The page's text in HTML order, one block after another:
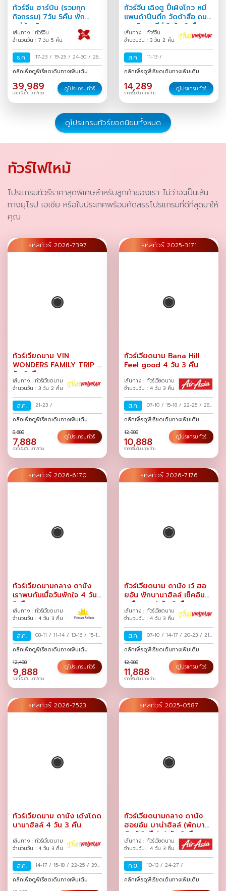
ทัวร์จีน ฮาร์บิน (รวมทุก
กิจกรรม) 7วัน 5คืน พัก
หมู่บ้านหิมะ
เส้นทาง : ทัวร์จีน
จำนวนวัน : 7 วัน 5 คืน
ธ.ค. 17-23 / 19-25 / 24-30 / 26
ธ.ค.-01 ม.ค./31 ธ.ค.-06 ม.ค.
/
คลิกเพื่อดูพีเรียดเดินทางเพิ่มเติม
39,989
ราคาเริ่มต้น บาท/ท่าน
ดูโปรแกรมทัวร์
ทัวร์จีน เฉิงตู ปี้เผิงโกว หมี
แพนด้าปีนตึก วัดต้าสือ ถนน
คนเดินชุนซีลู่ 3 วัน 2 คืน
เส้นทาง : ทัวร์จีน
จำนวนวัน : 3 วัน 2 คืน
ส.ค. 11-13 /
คลิกเพื่อดูพีเรียดเดินทางเพิ่มเติม
14,289
ราคาเริ่มต้น บาท/ท่าน
ดูโปรแกรมทัวร์
ดูโปรแกรมทัวร์ยอดนิยมทั้งหมด
ทัวร์ไฟไหม้
โปรแกรมทัวร์ราคาสุดพิเศษสำหรับลูกค้าของเรา ไม่ว่าจะเป็นเส้น
ทางยุโรป เอเชีย หรือในประเทศพร้อมคัดสรรโปรแกรมที่ดีที่สุดมาให้
คุณ
รหัสทัวร์ 2026-7397
ทัวร์เวียดนาม VIN
WONDERS FAMILY TRIP 3
วัน 2 คืน
เส้นทาง : ทัวร์เวียดนาม
จำนวนวัน : 3 วัน 2 คืน
ส.ค. 21-23 /
คลิกเพื่อดูพีเรียดเดินทางเพิ่มเติม
8,688
7,888
ราคาเริ่มต้น บาท/ท่าน
ดูโปรแกรมทัวร์
รหัสทัวร์ 2025-3171
ทัวร์เวียดนาม Bana Hill
Feel good 4 วัน 3 คืน
เส้นทาง : ทัวร์เวียดนาม
จำนวนวัน : 4 วัน 3 คืน
ส.ค. 07-10 / 15-18 / 22-25 / 28-
31/
คลิกเพื่อดูพีเรียดเดินทางเพิ่มเติม
12,888
10,888
ราคาเริ่มต้น บาท/ท่าน
ดูโปรแกรมทัวร์
รหัสทัวร์ 2026-6170
ทัวร์เวียดนามกลาง ดานัง
เราพบกันเมื่อวันพักใจ 4 วัน
3 คืน
เส้นทาง : ทัวร์เวียดนาม
จำนวนวัน : 4 วัน 3 คืน
ส.ค. 08-11 / 11-14 / 13-16 / 15-18
/17-20/18-21/20-23/
22-25
29 ส.ค.-01 ก.ย./
ส.ค.-03 ก.ย./
คลิกเพื่อดูพีเรียดเดินทางเพิ่มเติม
12,488
9,888
ราคาเริ่มต้น บาท/ท่าน
ดูโปรแกรมทัวร์
รหัสทัวร์ 2026-7176
ทัวร์เวียดนาม ดานัง เว้ ฮอ
ยอัน พักบานาฮิลล์ เช็คอิน
เหนือเมฆ 4 วัน 3 คืน
เส้นทาง : ทัวร์เวียดนาม
จำนวนวัน : 4 วัน 3 คืน
ส.ค. 07-10 / 14-17 / 20-23 / 21-
24/27-30/28-31/
คลิกเพื่อดูพีเรียดเดินทางเพิ่มเติม
12,888
11,888
ราคาเริ่มต้น บาท/ท่าน
ดูโปรแกรมทัวร์
รหัสทัวร์ 2026-7523
ทัวร์เวียดนาม ดานัง เด้งโดด
บานาฮิลล์ 4 วัน 3 คืน
เส้นทาง : ทัวร์เวียดนาม
จำนวนวัน : 4 วัน 3 คืน
ส.ค. 14-17 / 15-18 / 22-25 / 29
ส.ค.-01 ก.ย./
คลิกเพื่อดูพีเรียดเดินทางเพิ่มเติม
รหัสทัวร์ 2025-0587
ทัวร์เวียดนามกลาง ดานัง
ฮอยอัน บาน่าฮิลล์ (พักบานา
ฮิลล์ 2 คืน) 4 วัน 3 คืน
เส้นทาง : ทัวร์เวียดนาม
จำนวนวัน : 4 วัน 3 คืน
ก.ย. 10-13 / 24-27 /
คลิกเพื่อดูพีเรียดเดินทางเพิ่มเติม